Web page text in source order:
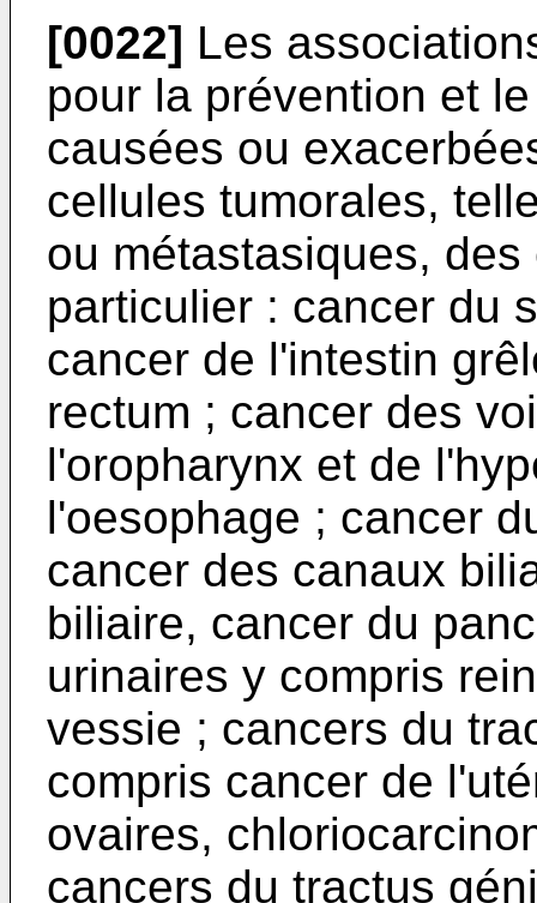
[0022] Les
pour la prévention et
causées ou
cellules tumorales,
ou métastasiques,
particulier : cancer du
cancer de l'intestin
rectum ; cancer des
l'oropharynx et de
l'oesophage ; cancer
cancer des canaux
biliaire, cancer du
urinaires y compris
vessie ; cancers du
compris cancer de
ovaires,
cancers du tractus